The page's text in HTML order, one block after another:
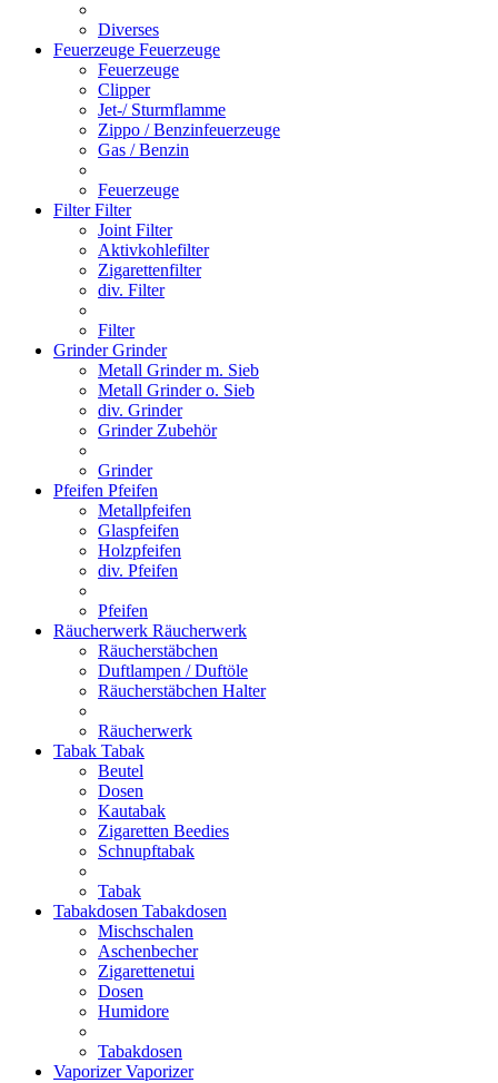
Diverses
Feuerzeuge Feuerzeuge
Feuerzeuge
Clipper
Jet-/ Sturmflamme
Zippo / Benzinfeuerzeuge
Gas / Benzin
Feuerzeuge
FilterFilter
Joint Filter
Aktivkohlefilter
Zigarettenfilter
div. Filter
Filter
GrinderGrinder
Metall Grinder m. Sieb
Metall Grinder o. Sieb
div. Grinder
Grinder Zubehör
Grinder
Pfeifen Pfeifen
Metallpfeifen
Glaspfeifen
Holzpfeifen
div. Pfeifen
Pfeifen
Räucherwerk Räucherwerk
Räucherstäbchen
Duftlampen / Duftöle
Räucherstäbchen Halter
Räucherwerk
Tabak Tabak
Beutel
Dosen
Kautabak
Zigaretten Beedies
Schnupftabak
Tabak
Tabakdosen Tabakdosen
Mischschalen
Aschenbecher
Zigarettenetui
Dosen
Humidore
Tabakdosen
VaporizerVaporizer